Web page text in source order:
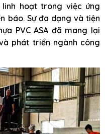
hoạt trong việc ứng
báo. Sự đa dạng và tiện
PVC ASA đã mang lại
phát triển ngành công